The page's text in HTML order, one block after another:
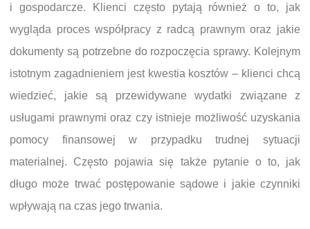
i gospodarcze. Klienci często pytają również o to, jak
wygląda proces współpracy z radcą prawnym oraz jakie
dokumenty są potrzebne do rozpoczęcia sprawy. Kolejnym
istotnym zagadnieniem jest kwestia kosztów – klienci chcą
wiedzieć, jakie są przewidywane wydatki związane z
usługami prawnymi oraz czy istnieje możliwość uzyskania
pomocy finansowej w przypadku trudnej sytuacji
materialnej. Często pojawia się także pytanie o to, jak
długo może trwać postępowanie sądowe i jakie czynniki
wpływają na czas jego trwania.